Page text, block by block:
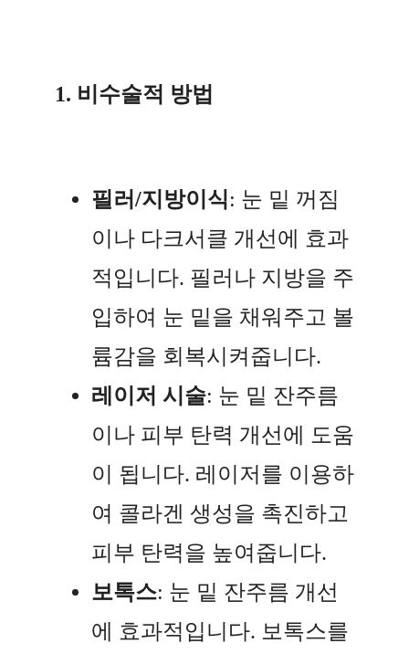
1. 비수술적 방법
필러/지방이식: 눈 밑 꺼짐
이나 다크서클 개선에 효과
적입니다. 필러나 지방을 주
입하여 눈 밑을 채워주고 볼
륨감을 회복시켜줍니다.
레이저 시술: 눈 밑 잔주름
이나 피부 탄력 개선에 도움
이 됩니다. 레이저를 이용하
여 콜라겐 생성을 촉진하고
피부 탄력을 높여줍니다.
보톡스: 눈 밑 잔주름 개선
에 효과적입니다. 보톡스를